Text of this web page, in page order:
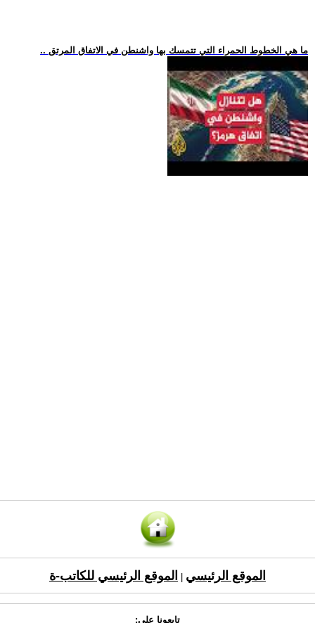
.. ما هي الخطوط الحمراء التي تتمسك بها واشنطن في الاتفاق المرتق
الموقع الرئيسي الموقع الرئيسي للكاتب-ة
تابعونا على: